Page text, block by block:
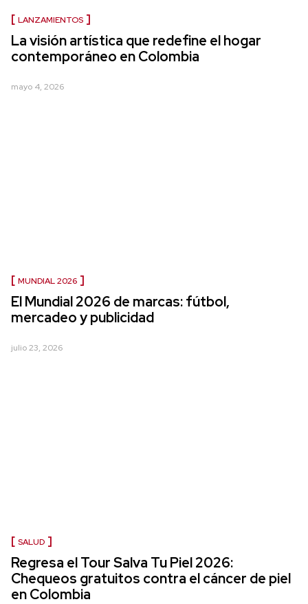
LANZAMIENTOS
La visión artística que redefine el hogar
contemporáneo en Colombia
mayo 4, 2026
MUNDIAL 2026
El Mundial 2026 de marcas: fútbol,
mercadeo y publicidad
julio 23, 2026
SALUD
Regresa el Tour Salva Tu Piel 2026:
Chequeos gratuitos contra el cáncer de piel
en Colombia